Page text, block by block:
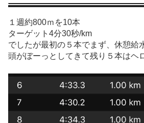
１週約800ｍを10本
ターゲット4分30秒/km
でしたが最初の５本でまず、休憩給
頭がぼーっとしてきて残り５本はヘ